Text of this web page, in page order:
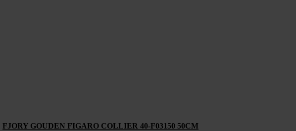
FJORY GOUDEN FIGARO COLLIER 40-F03150 50CM